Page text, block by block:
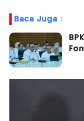
Baca Juga :